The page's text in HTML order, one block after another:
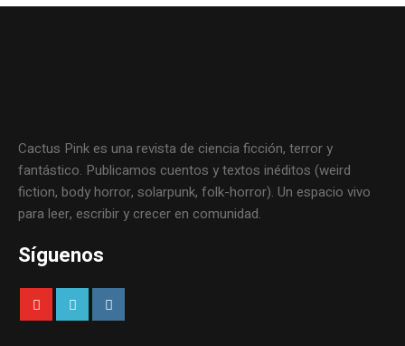
Cactus Pink es una revista de ciencia ficción, terror y
fantástico. Publicamos cuentos y textos inéditos (weird
fiction, body horror, solarpunk, folk-horror). Un espacio vivo
para leer, escribir y crecer en comunidad.
Síguenos